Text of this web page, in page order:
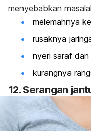
menyebabkan
melemahnya
rusaknya
nyeri saraf
kurangnya
12. Serangan